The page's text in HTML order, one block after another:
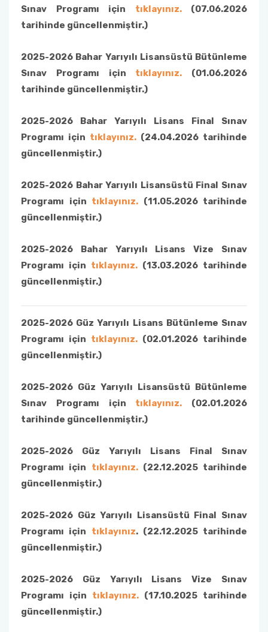
Sınav Programı için tıklayınız.(07.06.2026
tarihinde güncellenmiştir.)
2025-2026 Bahar Yarıyılı Lisansüstü Bütünleme
Sınav Programı için tıklayınız. (01.06.2026
tarihinde güncellenmiştir.)
2025-2026 Bahar Yarıyılı Lisans Final Sınav
Programı için tıklayınız. (24.04.2026 tarihinde
güncellenmiştir.)
2025-2026 Bahar Yarıyılı Lisansüstü Final Sınav
Programı için tıklayınız. (11.05.2026 tarihinde
güncellenmiştir.)
2025-2026 Bahar Yarıyılı Lisans Vize Sınav
Programı için tıklayınız. (13.03.2026 tarihinde
güncellenmiştir.)
2025-2026 Güz Yarıyılı Lisans Bütünleme Sınav
Programı için tıklayınız. (02.01.2026 tarihinde
güncellenmiştir.)
2025-2026 Güz Yarıyılı Lisansüstü Bütünleme
Sınav Programı için tıklayınız. (02.01.2026
tarihinde güncellenmiştir.)
2025-2026 Güz Yarıyılı Lisans Final Sınav
Programı için tıklayınız.(22.12.2025 tarihinde
güncellenmiştir.)
2025-2026 Güz Yarıyılı Lisansüstü Final Sınav
Programı için tıklayınız. (22.12.2025 tarihinde
güncellenmiştir.)
2025-2026 Güz Yarıyılı Lisans Vize Sınav
Programı için tıklayınız. (17.10.2025 tarihinde
güncellenmiştir.)